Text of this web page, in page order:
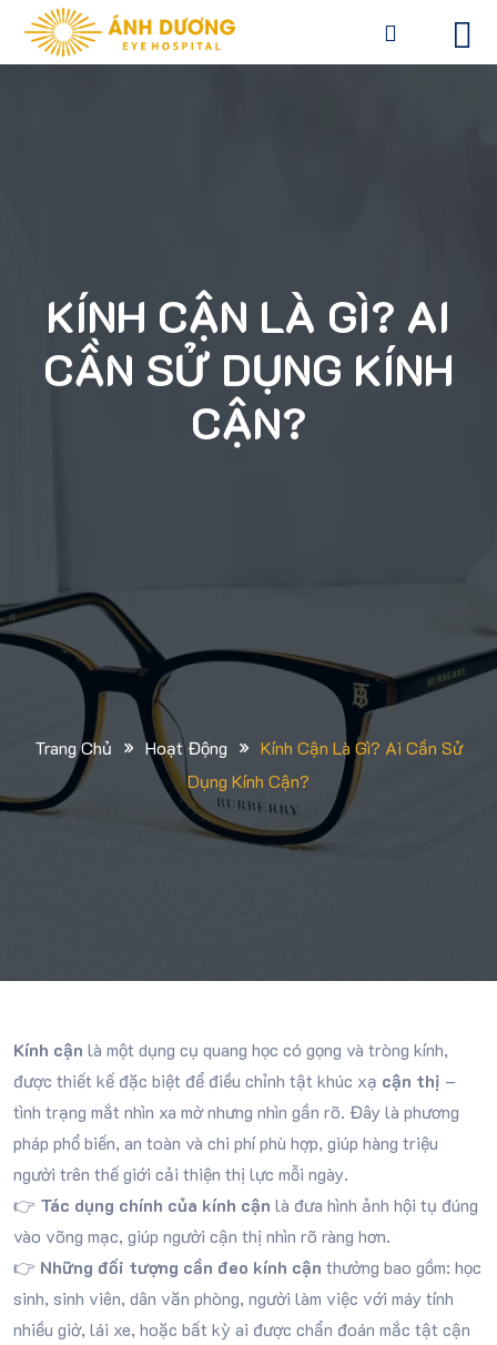
KÍNH CẬN LÀ GÌ? AI
CẦN SỬ DỤNG KÍNH
CẬN?
Trang Chủ » Hoạt Động » Kính Cận Là Gì? Ai Cần Sử
Dụng Kính Cận?
Kính cận là một dụng cụ quang học có gọng và tròng kính,
được thiết kế đặc biệt để điều chỉnh tật khúc xạ cận thị –
tình trạng mắt nhìn xa mờ nhưng nhìn gần rõ. Đây là phương
pháp phổ biến, an toàn và chi phí phù hợp, giúp hàng triệu
người trên thế giới cải thiện thị lực mỗi ngày.
👉 Tác dụng chính của kính cận là đưa hình ảnh hội tụ đúng
vào võng mạc, giúp người cận thị nhìn rõ ràng hơn.
👉 Những đối tượng cần đeo kính cận thường bao gồm: học
sinh, sinh viên, dân văn phòng, người làm việc với máy tính
nhiều giờ, lái xe, hoặc bất kỳ ai được chẩn đoán mắc tật cận